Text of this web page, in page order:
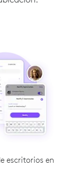
escritorios en